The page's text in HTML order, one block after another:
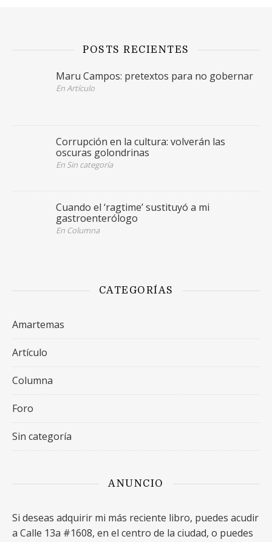
POSTS RECIENTES
Maru Campos: pretextos para no gobernar
En Artículo
Corrupción en la cultura: volverán las
oscuras golondrinas
En Sin categoría
Cuando el ‘ragtime’ sustituyó a mi
gastroenterólogo
En Columna
CATEGORÍAS
Amartemas
Artículo
Columna
Foro
Sin categoría
ANUNCIO
Si deseas adquirir mi más reciente libro, puedes acudir
a Calle 13a #1608, en el centro de la ciudad, o puedes